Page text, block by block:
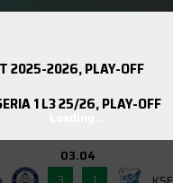
1 L3 25/26, PLAY-OFF
03.04